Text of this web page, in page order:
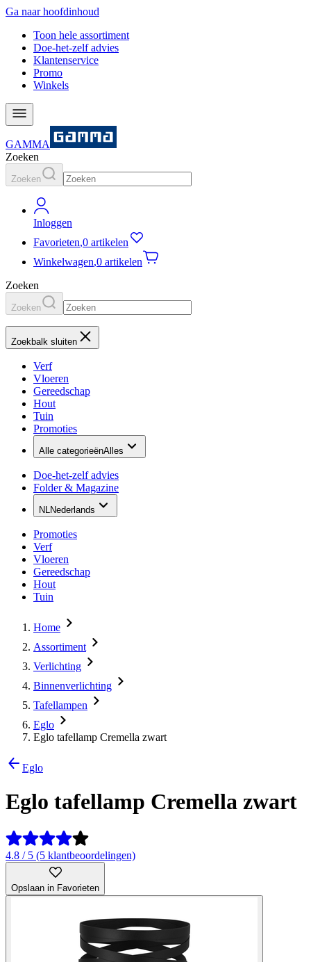
Ga naar hoofdinhoud
Toon hele assortiment
Doe-het-zelf advies
Klantenservice
Promo
Winkels
GAMMA
Zoeken
Zoeken
Inloggen
Favorieten,0 artikelen
Winkelwagen,0 artikelen
Zoeken
Zoeken
Zoekbalk sluiten
Verf
Vloeren
Gereedschap
Hout
Tuin
Promoties
Alle categorieënAlles
Doe-het-zelf advies
Folder & Magazine
NLNederlands
Promoties
Verf
Vloeren
Gereedschap
Hout
Tuin
Home
Assortiment
Verlichting
Binnenverlichting
Tafellampen
Eglo
Eglo tafellamp Cremella zwart
Eglo
Eglo tafellamp Cremella zwart
4.8 / 5 (5 klantbeoordelingen)
Opslaan in Favorieten